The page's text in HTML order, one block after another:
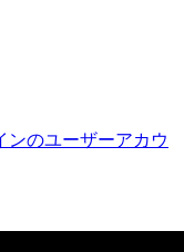
ンのユーザーアカウ